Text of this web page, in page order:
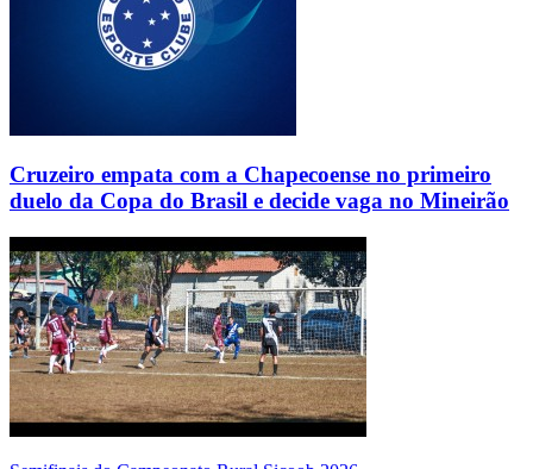
Cruzeiro empata com a Chapecoense no primeiro
duelo da Copa do Brasil e decide vaga no Mineirão